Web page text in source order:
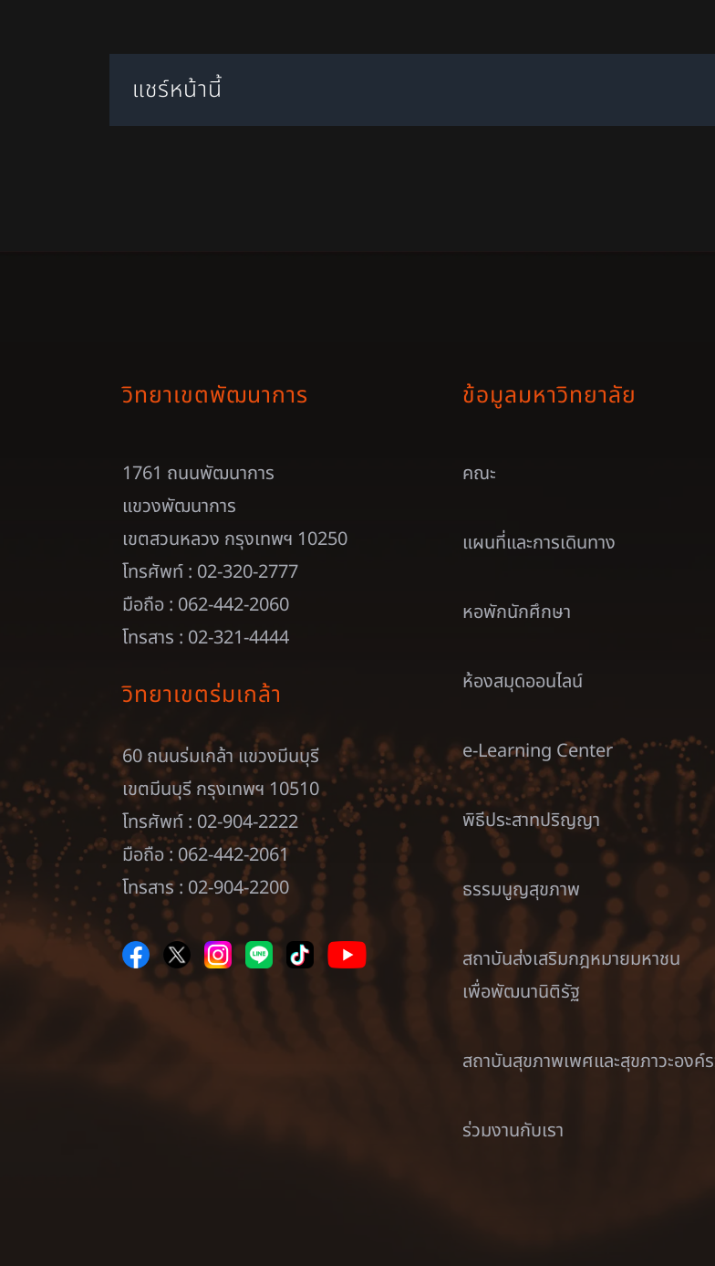
แชร์หน้านี้
วิทยาเขตพัฒนาการ
1761 ถนนพัฒนาการ
แขวงพัฒนาการ
เขตสวนหลวง กรุงเทพฯ 10250
โทรศัพท์ : 02-320-2777
มือถือ : 062-442-2060
โทรสาร : 02-321-4444
วิทยาเขตร่มเกล้า
60 ถนนร่มเกล้า แขวงมีนบุรี
เขตมีนบุรี กรุงเทพฯ 10510
โทรศัพท์ : 02-904-2222
มือถือ : 062-442-2061
โทรสาร : 02-904-2200
ข้อมูลมหาวิทยาลัย
คณะ
แผนที่และการเดินทาง
หอพักนักศึกษา
ห้องสมุดออนไลน์
e-Learning Center
พิธีประสาทปริญญา
ธรรมนูญสุขภาพ
สถาบันส่งเสริมกฎหมายมหาชน
เพื่อพัฒนานิติรัฐ
สถาบันสุขภาพเพศและสุขภาวะองค์
ร่วมงานกับเรา